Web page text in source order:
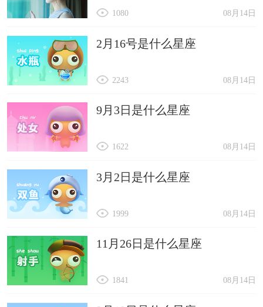
08月14日
1080
2月16号是什么星座
08月14日
2243
9月3日是什么星座
08月14日
1622
3月2日是什么星座
08月14日
1999
11月26日是什么星座
08月14日
1841